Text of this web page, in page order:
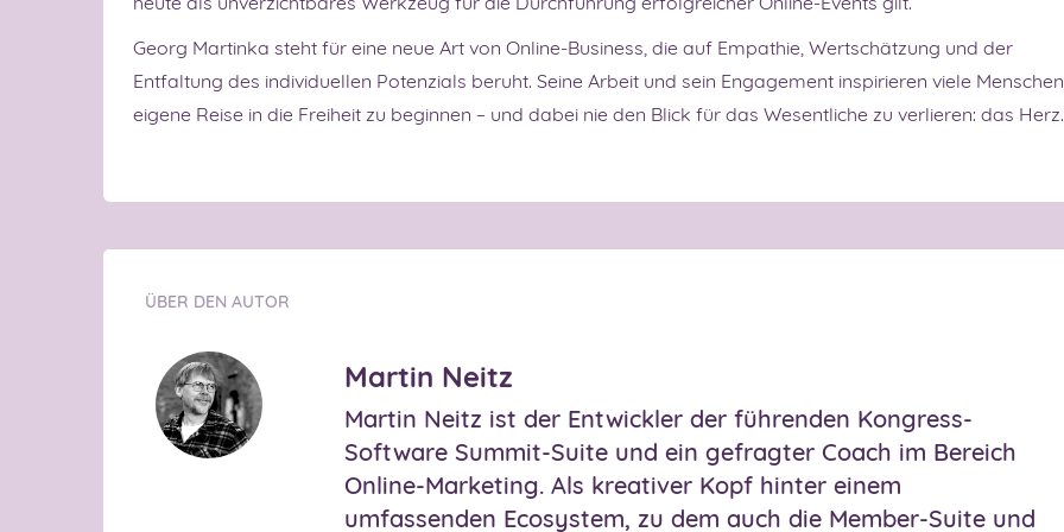
Georg Martinka steht für eine neue Art von Online-Business, die auf Empathie, Wertschätzung und der
Entfaltung des individuellen Potenzials beruht. Seine Arbeit und sein Engagement inspirieren viele
eigene Reise in die Freiheit zu beginnen – und dabei nie den Blick für das Wesentliche zu verlieren: das Herz.
ÜBER DEN AUTOR
Martin Neitz
Martin Neitz ist der Entwickler der führenden Kongress-
Software Summit-Suite und ein gefragter Coach im Bereich
Online-Marketing. Als kreativer Kopf hinter einem
umfassenden Ecosystem, zu dem auch die Member-Suite und